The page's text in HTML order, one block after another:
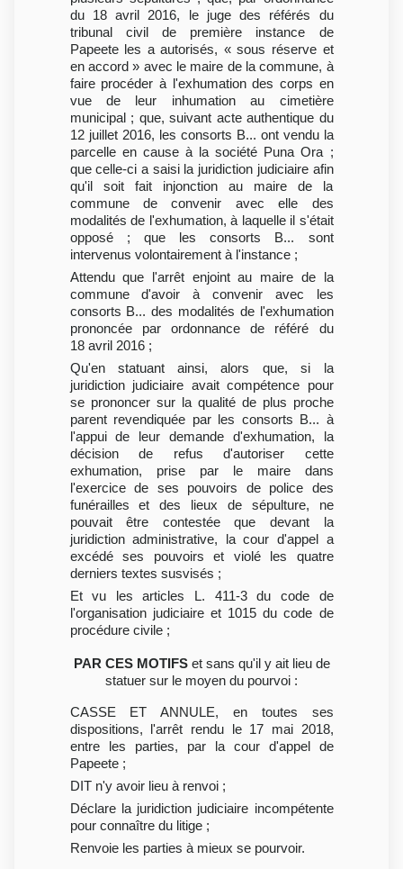
du 18 avril 2016, le juge des référés du
tribunal civil de première instance de
Papeete les a autorisés, « sous réserve et
en accord » avec le maire de la commune, à
faire procéder à l'exhumation des corps en
vue de leur inhumation au cimetière
municipal ; que, suivant acte authentique du
12 juillet 2016, les consorts B... ont vendu la
parcelle en cause à la société Puna Ora ;
que celle-ci a saisi la juridiction judiciaire afin
qu'il soit fait injonction au maire de la
commune de convenir avec elle des
modalités de l'exhumation, à laquelle il s'était
opposé ; que les consorts B... sont
intervenus volontairement à l'instance ;
Attendu que l'arrêt enjoint au maire de la
commune d'avoir à convenir avec les
consorts B... des modalités de l'exhumation
prononcée par ordonnance de référé du
18 avril 2016 ;
Qu'en statuant ainsi, alors que, si la
juridiction judiciaire avait compétence pour
se prononcer sur la qualité de plus proche
parent revendiquée par les consorts B... à
l'appui de leur demande d'exhumation, la
décision de refus d'autoriser cette
exhumation, prise par le maire dans
l'exercice de ses pouvoirs de police des
funérailles et des lieux de sépulture, ne
pouvait être contestée que devant la
juridiction administrative, la cour d'appel a
excédé ses pouvoirs et violé les quatre
derniers textes susvisés ;
Et vu les articles L. 411-3 du code de
l'organisation judiciaire et 1015 du code de
procédure civile ;
PAR CES MOTIFSet sans qu'il y ait lieu de
statuer sur le moyen du pourvoi :
CASSE ET ANNULE, en toutes ses
dispositions, l'arrêt rendu le 17 mai 2018,
entre les parties, par la cour d'appel de
Papeete ;
DIT n'y avoir lieu à renvoi ;
Déclare la juridiction judiciaire incompétente
pour connaître du litige ;
Renvoie les parties à mieux se pourvoir.